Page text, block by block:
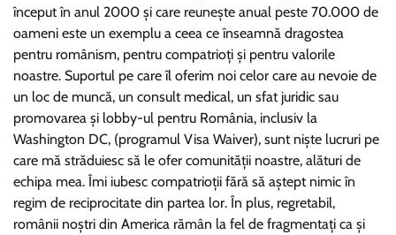
început în anul 2000 și care reunește anual peste 70.000 de
oameni este un exemplu a ceea ce înseamnă dragostea
pentru românism, pentru compatrioți și pentru valorile
noastre. Suportul pe care îl oferim noi celor care au nevoie de
un loc de muncă, un consult medical, un sfat juridic sau
promovarea și lobby-ul pentru România, inclusiv la
Washington DC, (programul Visa Waiver), sunt niște lucruri pe
care mă străduiesc să le ofer comunității noastre, alături de
echipa mea. Îmi iubesc compatrioții fără să aștept nimic în
regim de reciprocitate din partea lor. În plus, regretabil,
românii noștri din America rămân la fel de fragmentați ca și